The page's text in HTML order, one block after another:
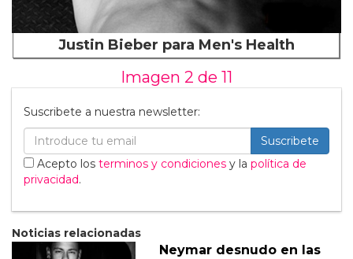
Justin Bieber para Men's Health
Imagen 2 de 11
Suscribete a nuestra newsletter:
Suscribete
Acepto los terminos y condiciones y la política de
privacidad.
Noticias relacionadas
Neymar desnudo en las